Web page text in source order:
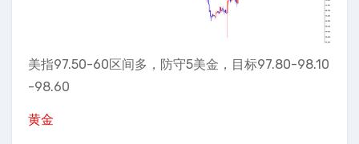
美指97.50-60区间多，防守5美金，目标97.80-98.10
-98.60
黄金